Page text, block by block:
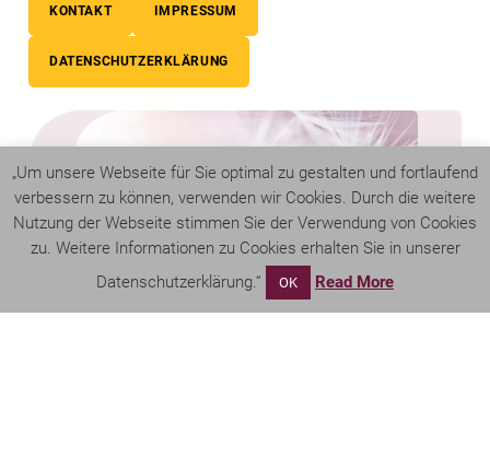
KONTAKT IMPRESSUM
DATENSCHUTZERKLÄRUNG
„Um unsere Webseite für Sie optimal zu gestalten und fortlaufend
verbessern zu können, verwenden wir Cookies. Durch die weitere
Nutzung der Webseite stimmen Sie der Verwendung von Cookies
zu. Weitere Informationen zu Cookies erhalten Sie in unserer
Datenschutzerklärung.“
OK Read More